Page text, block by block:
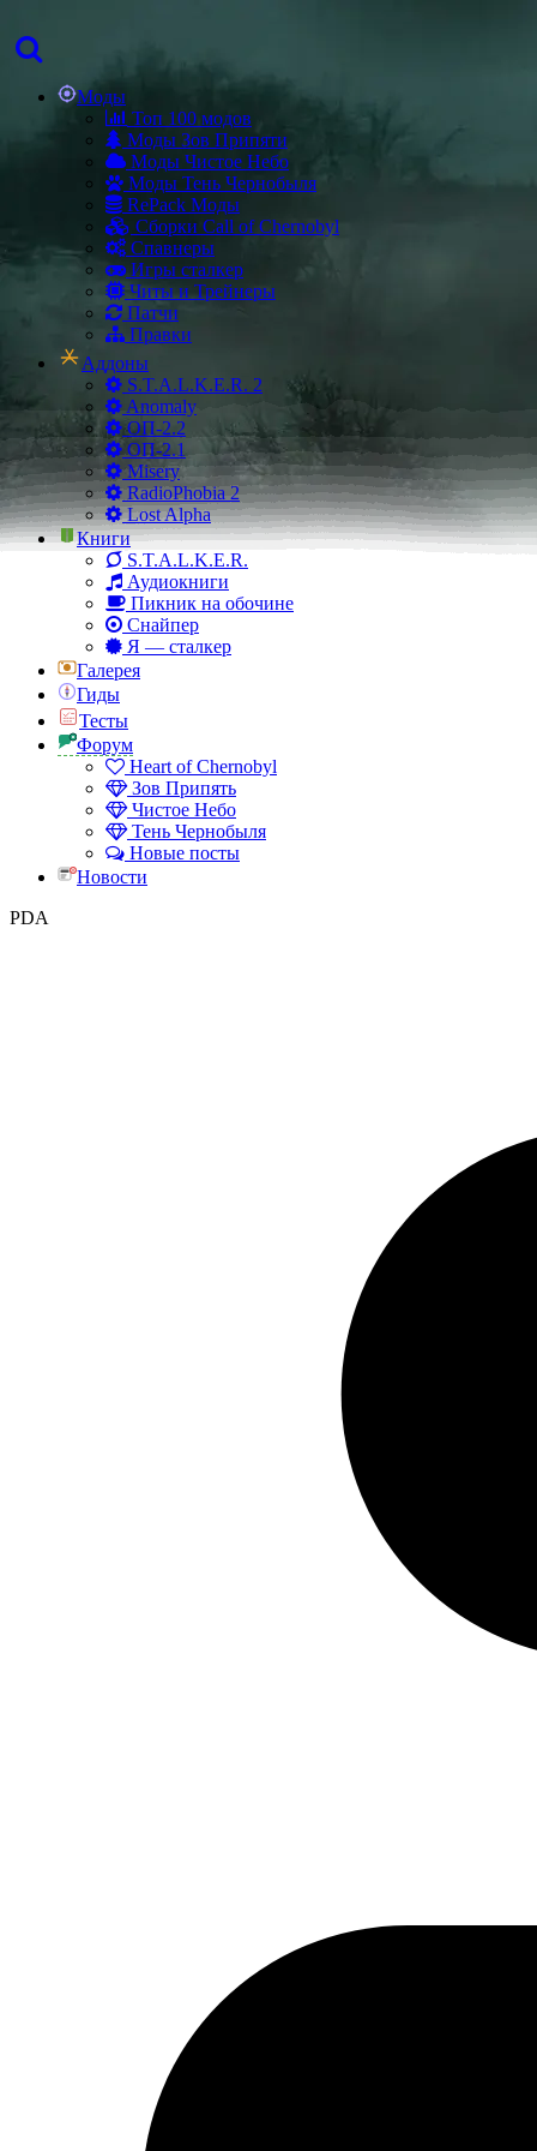
Моды
Топ 100 модов
Моды Зов Припяти
Моды Чистое Небо
Моды Тень Чернобыля
RePack Моды
Сборки Call of Chernobyl
Спавнеры
Игры сталкер
Читы и Трейнеры
Патчи
Правки
Аддоны
S.T.A.L.K.E.R. 2
Anomaly
ОП-2.2
ОП-2.1
Misery
RadioPhobia 2
Lost Alpha
Книги
S.T.A.L.K.E.R.
Аудиокниги
Пикник на обочине
Снайпер
Я — сталкер
Галерея
Гиды
Тесты
Форум
Heart of Chernobyl
Зов Припять
Чистое Небо
Тень Чернобыля
Новые посты
Новости
PDA